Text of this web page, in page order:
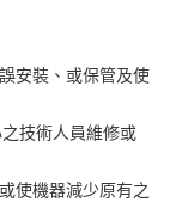
安裝、或保管及使
技術人員維修或
使機器減少原有之